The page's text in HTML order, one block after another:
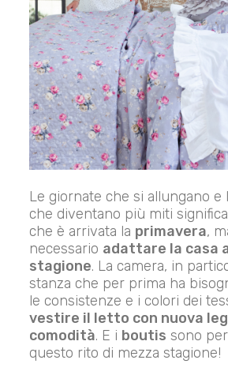
Le giornate che si allungano
che diventano più miti
che è arrivata la primavera,
necessario adattare la casa
stagione. La camera, in
stanza che per prima ha
le consistenze e i colori dei
vestire il letto con nuova
comodità. E i boutis sono
questo rito di mezza stagione!